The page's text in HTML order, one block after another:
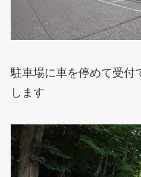
駐車場に車を停めて受付
します